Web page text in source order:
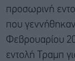
προσωρινή
που
Φεβρουαρίου
εντολή Τραμπ